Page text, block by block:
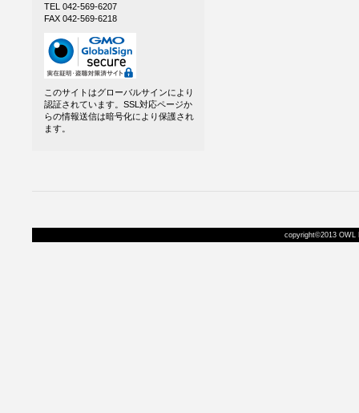
TEL 042-569-6207
FAX 042-569-6218
このサイトはグローバルサインにより
認証されています。SSL対応ページか
らの情報送信は暗号化により保護され
ます。
copyright©2013 OWL